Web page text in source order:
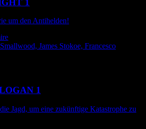
um den Antihelden!
James Stokoe, Francesco
1
Jagd, um eine zukünftige Katastrophe zu